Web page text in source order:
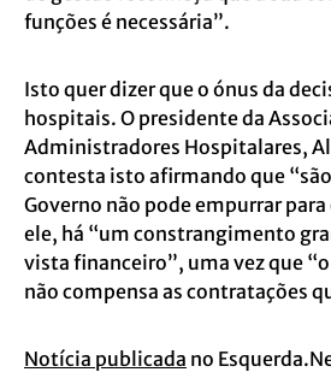
funções é necessária”.
Isto quer dizer que o ónus da
hospitais. O presidente da
Administradores Hospitalares,
contesta isto afirmando que
Governo não pode empurrar
ele, há “um constrangimento
vista financeiro”, uma vez que
não compensa as contratações
Notícia publicada no